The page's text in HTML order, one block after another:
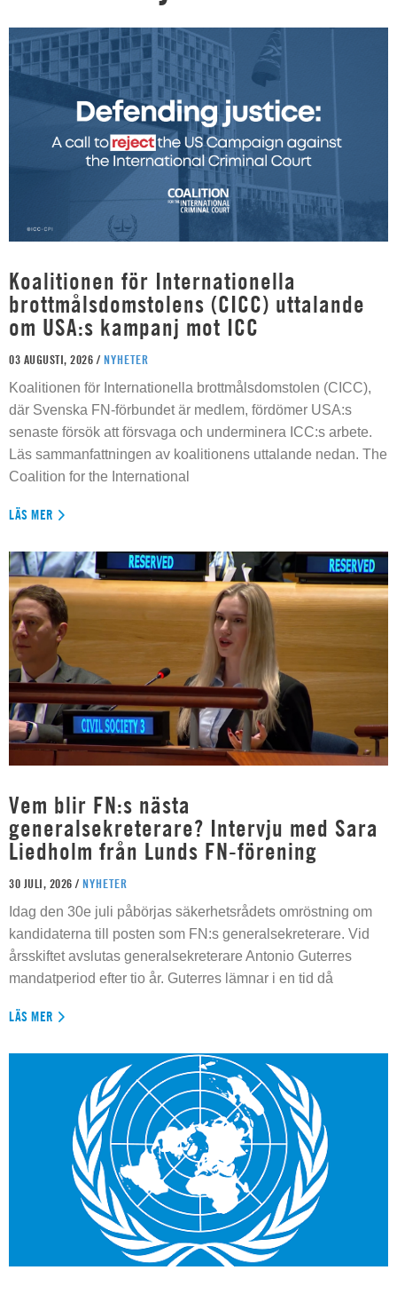
Koalitionen för Internationella
brottmålsdomstolens (CICC) uttalande
om USA:s kampanj mot ICC
03 AUGUSTI, 2026 / NYHETER
Koalitionen för Internationella brottmålsdomstolen (CICC),
där Svenska FN-förbundet är medlem, fördömer USA:s
senaste försök att försvaga och underminera ICC:s arbete.
Läs sammanfattningen av koalitionens uttalande nedan. The
Coalition for the International
LÄS MER
Vem blir FN:s nästa
generalsekreterare? Intervju med Sara
Liedholm från Lunds FN-förening
30 JULI, 2026 / NYHETER
Idag den 30e juli påbörjas säkerhetsrådets omröstning om
kandidaterna till posten som FN:s generalsekreterare. Vid
årsskiftet avslutas generalsekreterare Antonio Guterres
mandatperiod efter tio år. Guterres lämnar i en tid då
LÄS MER